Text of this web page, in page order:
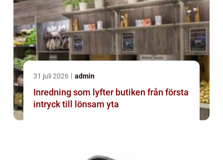
31 juli 2026 admin
Inredning som lyfter butiken från första
intryck till lönsam yta